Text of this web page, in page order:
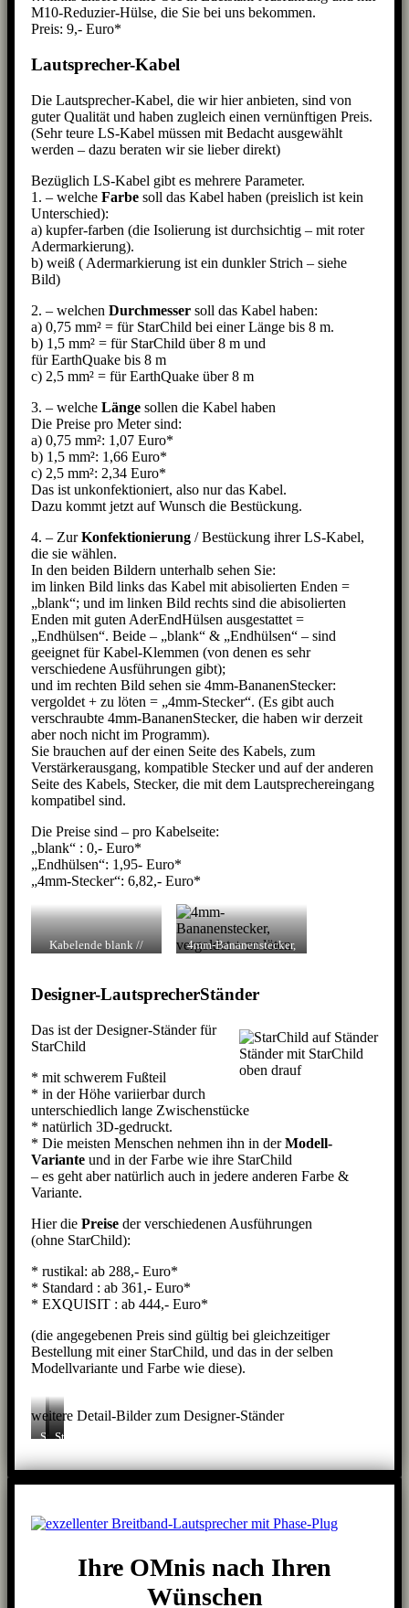
M10-Reduzier-Hülse, die Sie bei uns bekommen.
Preis: 9,- Euro*
Lautsprecher-Kabel
Die Lautsprecher-Kabel, die wir hier anbieten, sind von
guter Qualität und haben zugleich einen vernünftigen Preis.
(Sehr teure LS-Kabel müssen mit Bedacht ausgewählt
werden – dazu beraten wir sie lieber direkt)
Bezüglich LS-Kabel gibt es mehrere Parameter.
1. – welche Farbe soll das Kabel haben (preislich ist kein
Unterschied):
a) kupfer-farben (die Isolierung ist durchsichtig – mit roter
Adermarkierung).
b) weiß ( Adermarkierung ist ein dunkler Strich – siehe
Bild)
2. – welchen Durchmesser soll das Kabel haben:
a) 0,75 mm² = für StarChild bei einer Länge bis 8 m.
b) 1,5 mm² = für StarChild über 8 m und
für EarthQuake bis 8 m
c) 2,5 mm² = für EarthQuake über 8 m
3. – welche Länge sollen die Kabel haben
Die Preise pro Meter sind:
a) 0,75 mm²: 1,07 Euro*
b) 1,5 mm²: 1,66 Euro*
c) 2,5 mm²: 2,34 Euro*
Das ist unkonfektioniert, also nur das Kabel.
Dazu kommt jetzt auf Wunsch die Bestückung.
4. – ZurKonfektionierung / Bestückung ihrer LS-Kabel,
die sie wählen.
In den beiden Bildern unterhalb sehen Sie:
im linken Bild links das Kabel mit abisolierten Enden =
„blank“; und im linken Bild rechts sind die abisolierten
Enden mit guten AderEndHülsen ausgestattet =
„Endhülsen“. Beide – „blank“ & „Endhülsen“ – sind
geeignet für Kabel-Klemmen (von denen es sehr
verschiedene Ausführungen gibt);
und im rechten Bild sehen sie 4mm-BananenStecker:
vergoldet + zu löten = „4mm-Stecker“. (Es gibt auch
verschraubte 4mm-BananenStecker, die haben wir derzeit
aber noch nicht im Programm).
Sie brauchen auf der einen Seite des Kabels, zum
Verstärkerausgang, kompatible Stecker und auf der anderen
Seite des Kabels, Stecker, die mit dem Lautsprechereingang
kompatibel sind.
Die Preise sind – pro Kabelseite:
„blank“ : 0,- Euro*
„Endhülsen“: 1,95- Euro*
„4mm-Stecker“: 6,82,- Euro*
Kabelende blank //
4mm-Bananenstecker,
Designer-LautsprecherStänder
Ständer mit StarChild
oben drauf
Das ist der Designer-Ständer für
StarChild
* mit schwerem Fußteil
* in der Höhe variierbar durch
unterschiedlich lange Zwischenstücke
* natürlich 3D-gedruckt.
* Die meisten Menschen nehmen ihn in derModell-
Variante und in der Farbe wie ihre StarChild
– es geht aber natürlich auch in jedere anderen Farbe &
Variante.
Hier die Preise der verschiedenen Ausführungen
(ohne StarChild):
* rustikal: ab 288,- Euro*
* Standard : ab 361,- Euro*
* EXQUISIT : ab 444,- Euro*
(die angegebenen Preis sind gültig bei gleichzeitiger
Bestellung mit einer StarChild, und das in der selben
Modellvariante und Farbe wie diese).
weitere Detail-Bilder zum Designer-Ständer
Starchild
ständer
Ständer
StarChild
Ständer-
Ihre OMnis nach Ihren
Wünschen